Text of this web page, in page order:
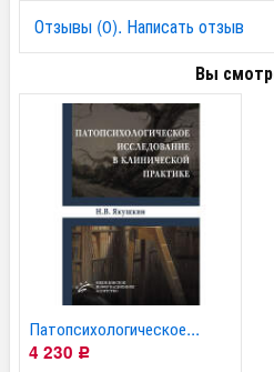
Отзывы (0). Написать отзыв
Вы
Патопсихологическое...
4 230 Р